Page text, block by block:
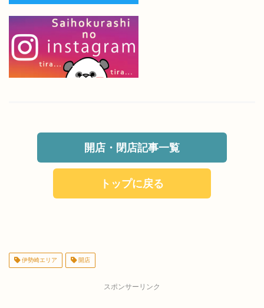
開店・閉店記事一覧
トップに戻る
伊勢崎エリア 開店
スポンサーリンク